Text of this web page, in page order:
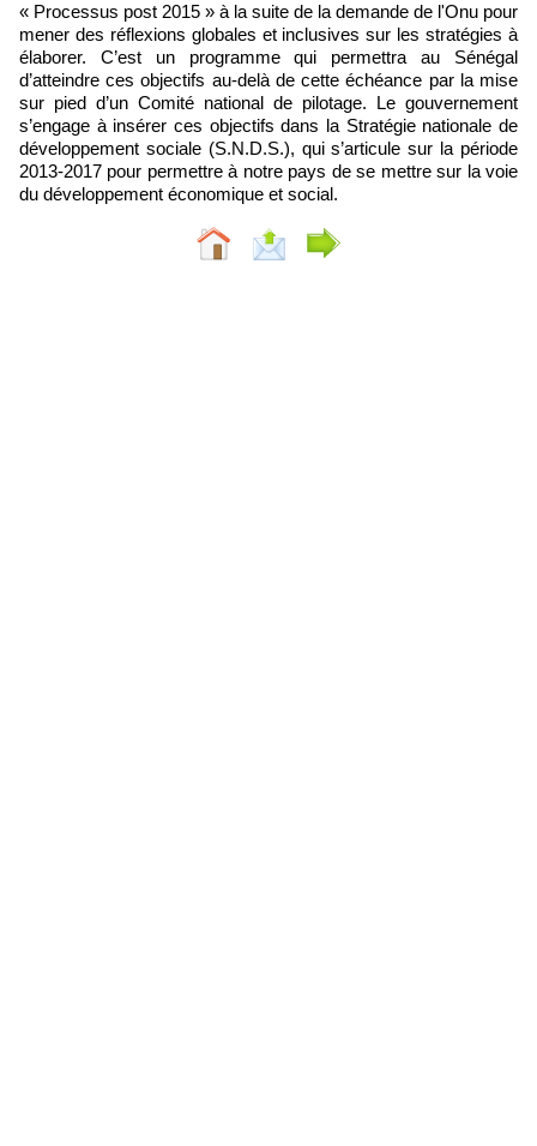
« Processus post 2015 » à la suite de la demande de l'Onu pour
mener des réflexions globales et inclusives sur les stratégies à
élaborer. C’est un programme qui permettra au Sénégal
d’atteindre ces objectifs au-delà de cette échéance par la mise
sur pied d’un Comité national de pilotage. Le gouvernement
s’engage à insérer ces objectifs dans la Stratégie nationale de
développement sociale (S.N.D.S.), qui s’articule sur la période
2013-2017 pour permettre à notre pays de se mettre sur la voie
du développement économique et social.